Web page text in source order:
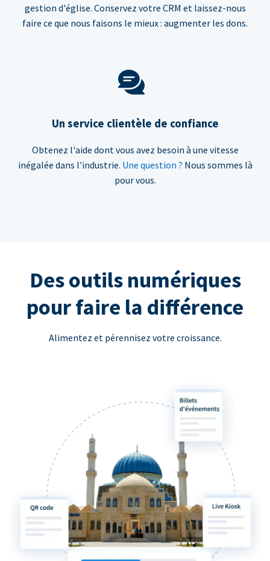
gestion d'église. Conservez votre CRM et laissez-nous
faire ce que nous faisons le mieux : augmenter les dons.
Un service clientèle de confiance
Obtenez l'aide dont vous avez besoin à une vitesse
inégalée dans l'industrie. Une question ? Nous sommes là
pour vous.
Des outils numériques
pour faire la différence
Alimentez et pérennisez votre croissance.